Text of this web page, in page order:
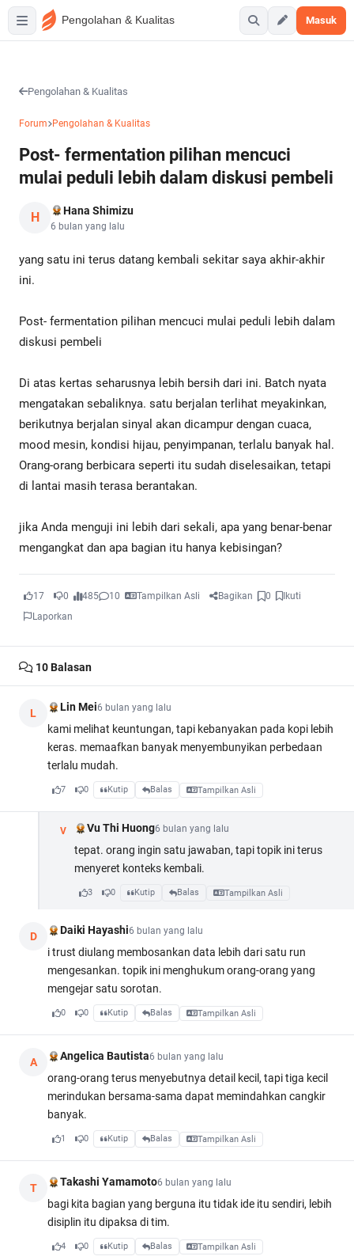
Pengolahan & Kualitas Masuk
Pengolahan & Kualitas
Forum Pengolahan & Kualitas
Post- fermentation pilihan mencuci
mulai peduli lebih dalam diskusi pembeli
H Hana Shimizu
6 bulan yang lalu
yang satu ini terus datang kembali sekitar saya akhir-akhir
ini.
Post- fermentation pilihan mencuci mulai peduli lebih dalam
diskusi pembeli
Di atas kertas seharusnya lebih bersih dari ini. Batch nyata
mengatakan sebaliknya. satu berjalan terlihat meyakinkan,
berikutnya berjalan sinyal akan dicampur dengan cuaca,
mood mesin, kondisi hijau, penyimpanan, terlalu banyak hal.
Orang-orang berbicara seperti itu sudah diselesaikan, tetapi
di lantai masih terasa berantakan.
jika Anda menguji ini lebih dari sekali, apa yang benar-benar
mengangkat dan apa bagian itu hanya kebisingan?
17 0 485 10 Tampilkan Asli Bagikan 0
Ikuti
Laporkan
10Balasan
L Lin Mei6 bulan yang lalu
kami melihat keuntungan, tapi kebanyakan pada kopi lebih
keras. memaafkan banyak menyembunyikan perbedaan
terlalu mudah.
7 0 Kutip Balas Tampilkan Asli
V Vu Thi Huong6 bulan yang lalu
tepat. orang ingin satu jawaban, tapi topik ini terus
menyeret konteks kembali.
3 0 Kutip Balas Tampilkan Asli
D Daiki Hayashi6 bulan yang lalu
i trust diulang membosankan data lebih dari satu run
mengesankan. topik ini menghukum orang-orang yang
mengejar satu sorotan.
0 0 Kutip Balas Tampilkan Asli
A Angelica Bautista6 bulan yang lalu
orang-orang terus menyebutnya detail kecil, tapi tiga kecil
merindukan bersama-sama dapat memindahkan cangkir
banyak.
1 0 Kutip Balas Tampilkan Asli
T Takashi Yamamoto6 bulan yang lalu
bagi kita bagian yang berguna itu tidak ide itu sendiri, lebih
disiplin itu dipaksa di tim.
4 0 Kutip Balas Tampilkan Asli